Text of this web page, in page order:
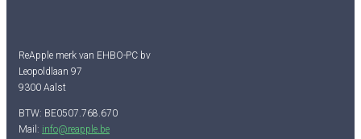
ReApple merk van EHBO-PC bv
Leopoldlaan 97
9300 Aalst
BTW: BE0507.768.670
Mail: info@reapple.be